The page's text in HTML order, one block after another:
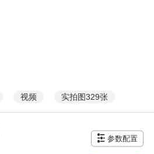
视频 实拍图329张
参数配置